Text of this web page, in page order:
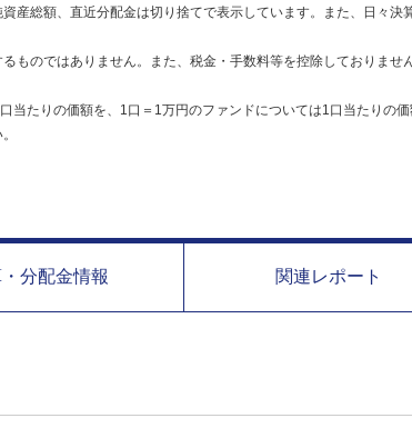
総額、直近分配金は切り捨てで表示しています。また、日々
ものではありません。また、税金・手数料等を控除しておりま
たりの価額を、1口＝1万円のファンドについては1口当たりの
分配金情報 関連レポート